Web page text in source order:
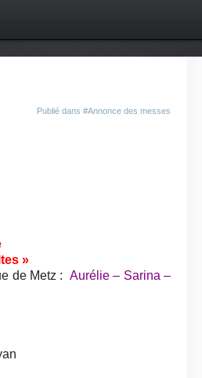
Publié dans #Annonce des messes
»
de Metz :Aurélie – Sarina –